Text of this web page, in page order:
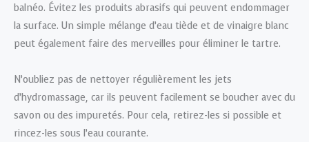
balnéo. Évitez les produits abrasifs qui peuvent endommager
la surface. Un simple mélange d’eau tiède et de vinaigre blanc
peut également faire des merveilles pour éliminer le tartre.
N’oubliez pas de nettoyer régulièrement les jets
d’hydromassage, car ils peuvent facilement se boucher avec du
savon ou des impuretés. Pour cela, retirez-les si possible et
rincez-les sous l’eau courante.